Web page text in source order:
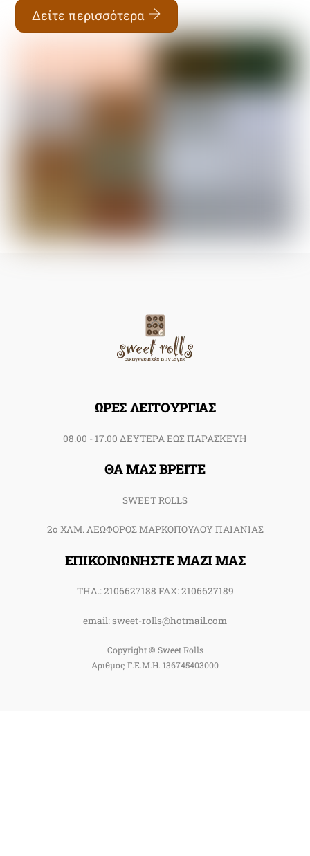
Δείτε περισσότερα
Back
To
Top
ΩΡΕΣ ΛΕΙΤΟΥΡΓΙΑΣ
08.00 - 17.00 ΔΕΥΤΕΡΑ ΕΩΣ ΠΑΡΑΣΚΕΥΗ
ΘΑ ΜΑΣ ΒΡΕΙΤΕ
SWEET ROLLS
2ο ΧΛΜ. ΛΕΩΦΟΡΟΣ ΜΑΡΚΟΠΟΥΛΟΥ ΠΑΙΑΝΙΑΣ
ΕΠΙΚΟΙΝΩΝΗΣΤΕ ΜΑΖΙ ΜΑΣ
ΤΗΛ.: 2106627188 FAX: 2106627189
email: sweet-rolls@hotmail.com
Copyright © Sweet Rolls
Αριθμός Γ.Ε.Μ.Η. 136745403000